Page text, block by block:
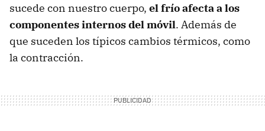
sucede con nuestro cuerpo, el frío afecta a los
componentes internos del móvil. Además de
que suceden los típicos cambios térmicos, como
la contracción.